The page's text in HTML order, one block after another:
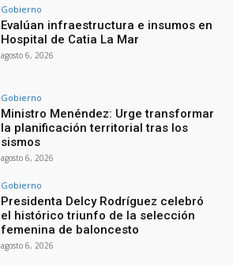
Gobierno
Evalúan infraestructura e insumos en
Hospital de Catia La Mar
agosto 6, 2026
Gobierno
Ministro Menéndez: Urge transformar
la planificación territorial tras los
sismos
agosto 6, 2026
Gobierno
Presidenta Delcy Rodríguez celebró
el histórico triunfo de la selección
femenina de baloncesto
agosto 6, 2026